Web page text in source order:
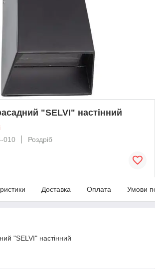
"SELVI" настінний
010
Роздріб
Доставка Оплата Умови
"SELVI" настінний